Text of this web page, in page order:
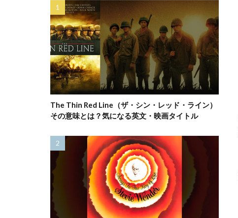
The Thin Red Line（ザ・シン・レッド・ライン）
その意味とは？気になる英文・映画タイトル